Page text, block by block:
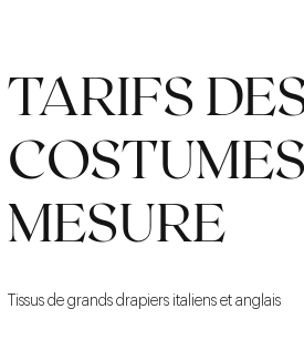
TARIFS
MESURE
Tissus de grands drapiers italiens et anglais